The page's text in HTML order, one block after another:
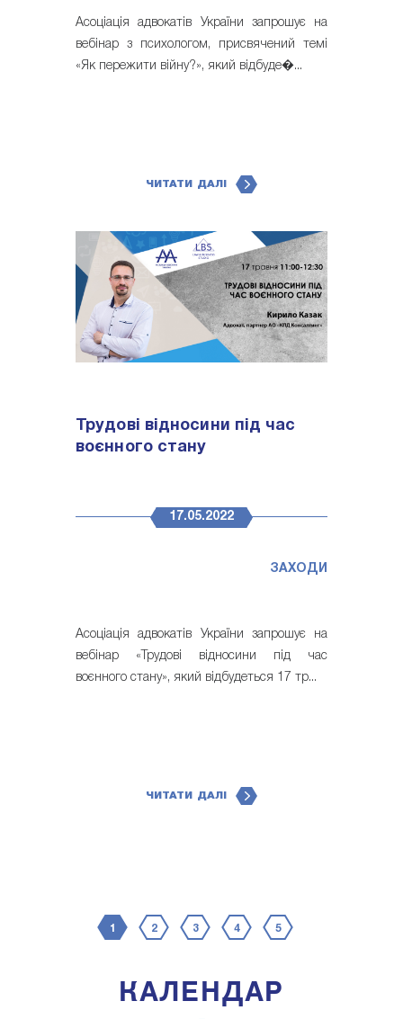
Асоціація адвокатів України запрошує на
вебінар з психологом, присвячений темі
«Як пережити війну?», який відбуде�...
ЧИТАТИ ДАЛІ
Трудові відносини під час
воєнного стану
17.05.2022
ЗАХОДИ
Асоціація адвокатів України запрошує на
вебінар «Трудові відносини під час
воєнного стану», який відбудеться 17 тр...
ЧИТАТИ ДАЛІ
1 2 3 4 5
КАЛЕНДАР